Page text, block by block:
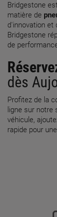
Bridgestone
matière de
d'innovation et
Bridgestone
de
dès
Profitez de la
ligne sur notre
véhicule,
rapide pour